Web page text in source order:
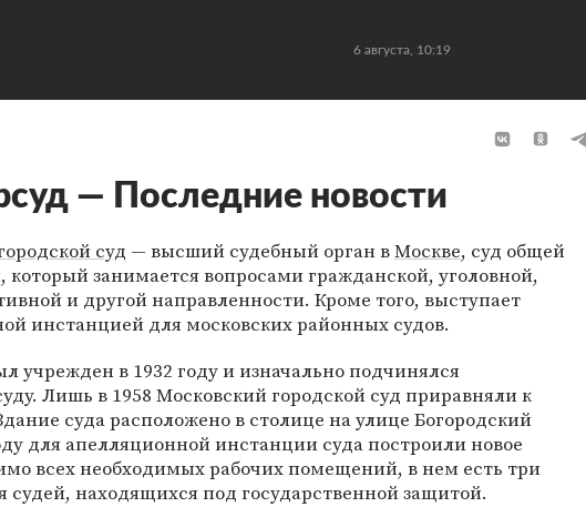
6 августа, 10:19
— Последние новости
суд — высший судебный орган вМоскве, суд общей
занимается вопросами гражданской, уголовной,
и другой направленности. Кроме того, выступает
инстанцией для московских районных судов.
учрежден в 1932 году и изначально подчинялся
Лишь в 1958 Московский городской суд приравняли к
суда расположено в столице на улице Богородский
для апелляционной инстанции суда построили новое
всех необходимых рабочих помещений, в нем есть три
судей, находящихся под государственной защитой.